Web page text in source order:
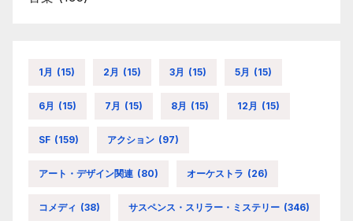
1月 (15) 2月 (15) 3月 (15) 5月 (15)
6月 (15) 7月 (15) 8月 (15) 12月 (15)
SF (159) アクション (97)
アート・デザイン関連 (80) オーケストラ (26)
コメディ (38) サスペンス・スリラー・ミステリー (346)